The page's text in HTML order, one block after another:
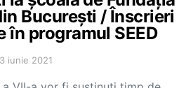
București / Înscrieri
în programul SEED
iunie 2021